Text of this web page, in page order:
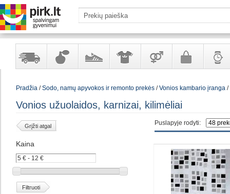
Yra
Kvepalai
kosmetika
Avalynė Apranga
aksesuarai
Prekės
Galanterija
ir
Pradžia/Sodo, namų apyvokos ir remonto prekės/Vonios kambario įranga/
Vonios užuolaidos, karnizai, kilimėliai
Puslapyje rodyti:
Grįžti atgal
Kaina
Filtruoti